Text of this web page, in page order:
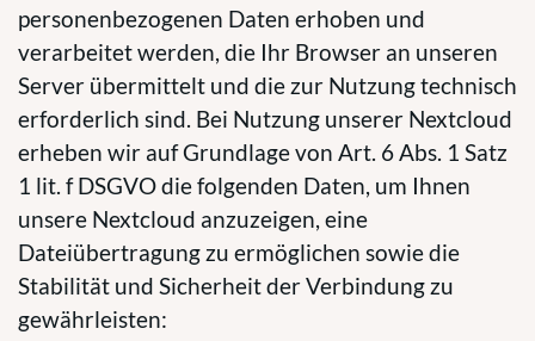
personenbezogenen Daten erhoben und
verarbeitet werden, die Ihr Browser an unseren
Server übermittelt und die zur Nutzung technisch
erforderlich sind. Bei Nutzung unserer Nextcloud
erheben wir auf Grundlage von Art. 6 Abs. 1 Satz
1 lit. f DSGVO die folgenden Daten, um Ihnen
unsere Nextcloud anzuzeigen, eine
Dateiübertragung zu ermöglichen sowie die
Stabilität und Sicherheit der Verbindung zu
gewährleisten: